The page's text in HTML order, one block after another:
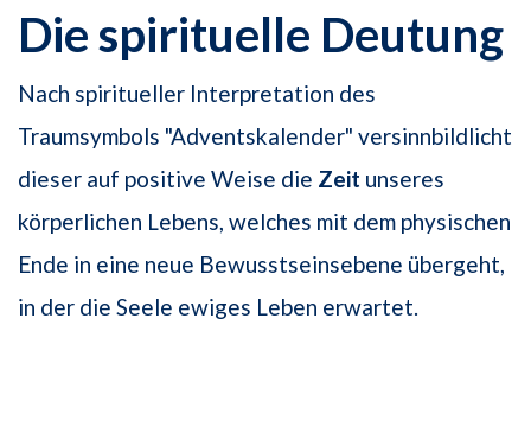
Die spirituelle Deutung
Nach spiritueller Interpretation des
Traumsymbols "Adventskalender" versinnbildlicht
dieser auf positive Weise die Zeit unseres
körperlichen Lebens, welches mit dem physischen
Ende in eine neue Bewusstseinsebene übergeht,
in der die Seele ewiges Leben erwartet.